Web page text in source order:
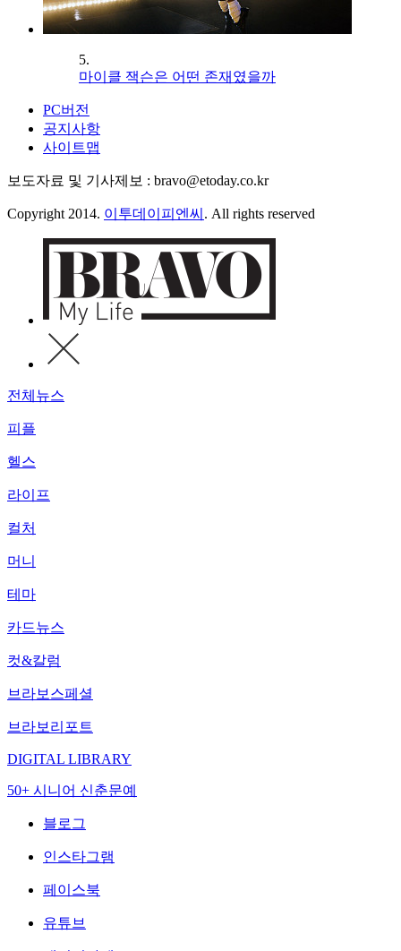
5.
마이클 잭슨은 어떤 존재였을까
PC버전
공지사항
사이트맵
보도자료 및 기사제보 : bravo@etoday.co.kr
Copyright 2014. 이투데이피엔씨 . All rights reserved
전체뉴스
피플
헬스
라이프
컬처
머니
테마
카드뉴스
컷&칼럼
브라보스페셜
브라보리포트
DIGITAL LIBRARY
50+ 시니어 신춘문예
블로그
인스타그램
페이스북
유튜브